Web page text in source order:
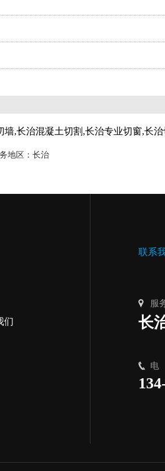
,长治混凝土切割,长治专业切窗,长
地区：长治
们
联系
服
长
电